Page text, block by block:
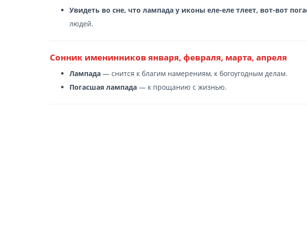
Увидеть во сне, что лампада у иконы еле-еле тлеет, вот-вот
людей.
Сонник именинников января, февраля, марта, апреля
Лампада — снится к благим намерениям, к богоугодным делам.
Погасшая лампада — к прощанию с жизнью.